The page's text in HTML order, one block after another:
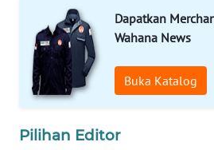
Dapatkan
Wahana News
Buka Katalog
Pilihan Editor
KONSUMEN
LISTRIK
KELISTRIKAN